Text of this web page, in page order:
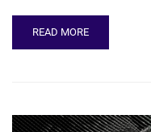
READ MORE